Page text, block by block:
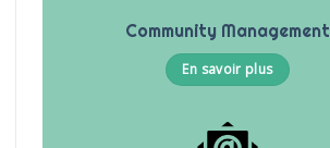
Community Management
En savoir plus